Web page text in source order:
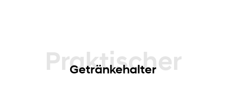
Getränkehalter